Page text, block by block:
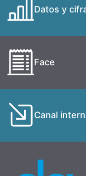
Datos y
Face
Canal